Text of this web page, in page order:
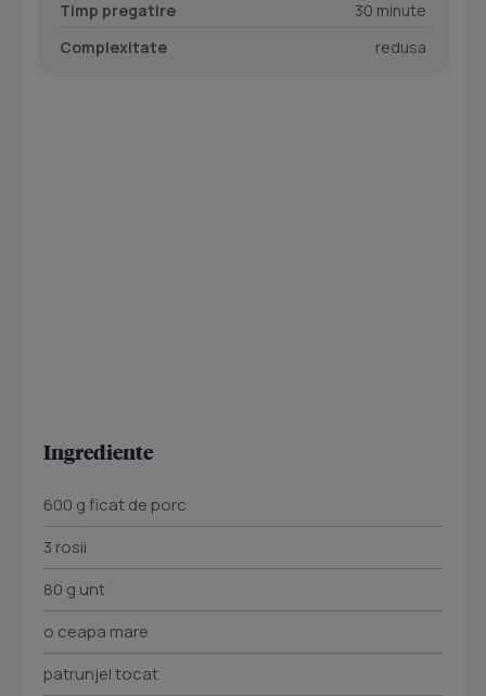
Timp pregatire
30 minute
Complexitate
redusa
Ingrediente
600 g ficat de porc
3 rosii
80 g unt
o ceapa mare
patrunjel tocat